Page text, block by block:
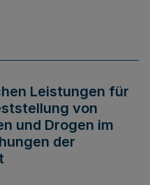
Leistungen für
von
und Drogen im
der